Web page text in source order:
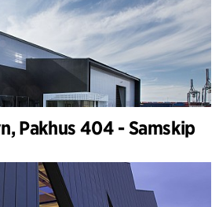
Pakhus 404 - Samskip